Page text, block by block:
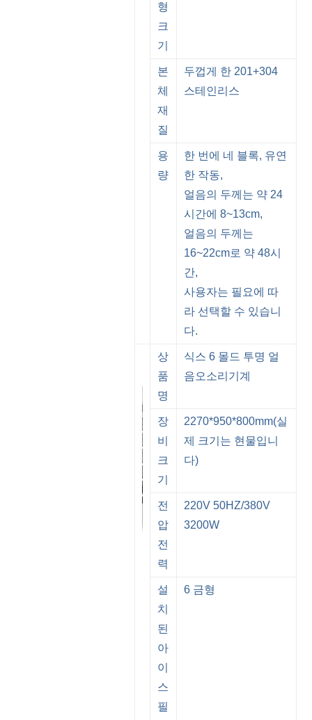
형
크
기
본
체
재
질
두껍게 한 201+304
스테인리스
용
량
한 번에 네 블록, 유연
한 작동,
얼음의 두께는 약 24
시간에 8~13cm,
얼음의 두께는
16~22cm로 약 48시
간,
사용자는 필요에 따
라 선택할 수 있습니
다.
상
품
명
식스 6 몰드 투명 얼
음오소리 기계
장
비
크
기
2270*950*800mm(실
제 크기는 현물입니
다)
전
압
전
력
220V 50HZ/380V
3200W
설
치
된
아
이
스
필
6 금형